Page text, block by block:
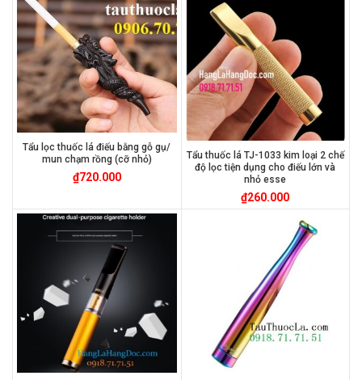
Tẩu lọc thuốc lá điếu bằng gỗ gụ/
mun chạm rồng (cỡ nhỏ)
₫720.000
Tẩu thuốc lá TJ-1033 kim loại 2 chế
độ lọc tiện dụng cho điếu lớn và
nhỏ esse
₫260.000